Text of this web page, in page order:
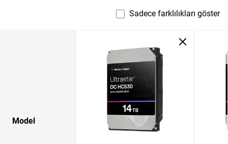
Sadece farklılıkları göster
Model